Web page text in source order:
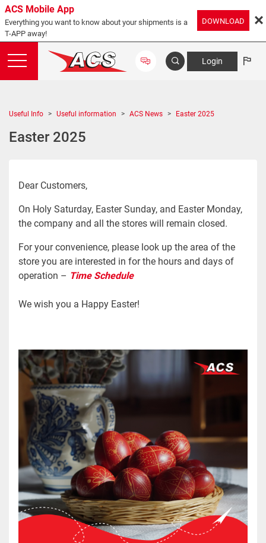
ACS Mobile App
Everything you want to know about your shipments is a
T-APP away!
DOWNLOAD
Login
Useful Info Useful information ACS News Easter 2025
Easter 2025
Dear Customers,
On Holy Saturday, Easter Sunday, and Easter Monday,
the company and all the stores will remain closed.
For your convenience, please look up the area of the
store you are interested in for the hours and days of
operation – Time Schedule
We wish you a Happy Easter!